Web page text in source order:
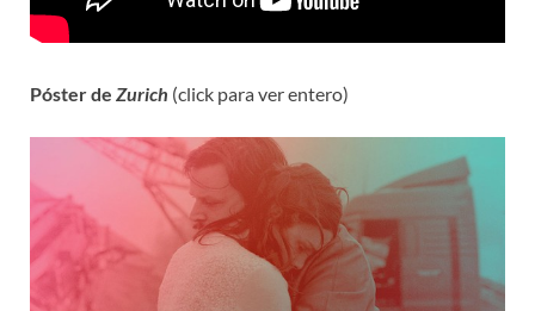
Póster de Zurich (click para ver entero)